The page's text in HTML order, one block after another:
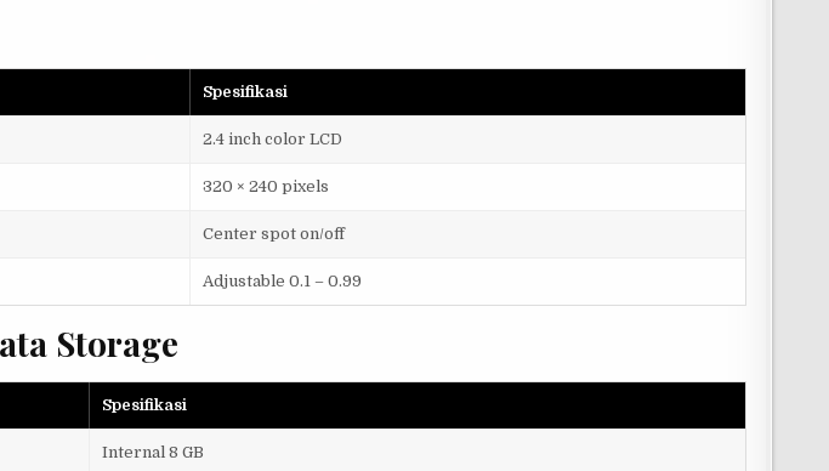
Spesifikasi
2.4 inch color LCD
320 × 240 pixels
Center spot on/off
Adjustable 0.1 – 0.99
Storage
Spesifikasi
Internal 8 GB